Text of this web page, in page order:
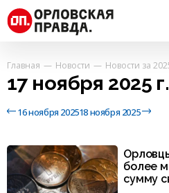
Главная Новости Новости за
17 ноября 2025 г.
16 ноября 202518 ноября 2025
более
сумму